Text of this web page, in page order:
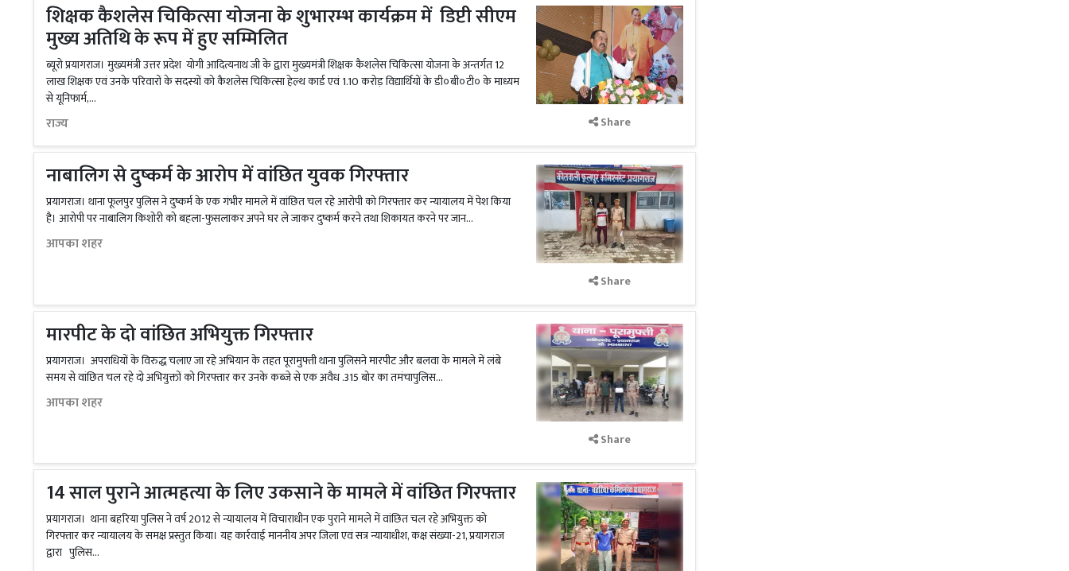
शिक्षक कैशलेस चिकित्सा योजना के शुभारम्भ कार्यक्रम में डिप्टी सीएम
मुख्य अतिथि के रूप में हुए सम्मिलित
ब्यूरो प्रयागराज। मुख्यमंत्री उत्तर प्रदेश योगी आदित्यनाथ जी के द्वारा मुख्यमंत्री शिक्षक कैशलेस चिकित्सा योजना के अन्तर्गत 12
लाख शिक्षक एवं उनके परिवारों के सदस्यों को कैशलेस चिकित्सा हेल्थ कार्ड एवं 1.10 करोड़ विद्यार्थियों के डी०बी०टी० के माध्यम
से यूनिफार्म,...
राज्य Share
नाबालिग से दुष्कर्म के आरोप में वांछित युवक गिरफ्तार
प्रयागराज। थाना फूलपुर पुलिस ने दुष्कर्म के एक गंभीर मामले में वांछित चल रहे आरोपी को गिरफ्तार कर न्यायालय में पेश किया
है। आरोपी पर नाबालिग किशोरी को बहला-फुसलाकर अपने घर ले जाकर दुष्कर्म करने तथा शिकायत करने पर जान...
आपका शहर
Share
मारपीट के दो वांछित अभियुक्त गिरफ्तार
प्रयागराज। अपराधियों के विरुद्ध चलाए जा रहे अभियान के तहत पूरामुफ्ती थाना पुलिसने मारपीट और बलवा के मामले में लंबे
समय से वांछित चल रहे दो अभियुक्तों को गिरफ्तार कर उनके कब्जे से एक अवैध .315 बोर का तमंचापुलिस...
आपका शहर
Share
14 साल पुराने आत्महत्या के लिए उकसाने के मामले में वांछित गिरफ्तार
प्रयागराज। थाना बहरिया पुलिस ने वर्ष 2012 से न्यायालय में विचाराधीन एक पुराने मामले में वांछित चल रहे अभियुक्त को
गिरफ्तार कर न्यायालय के समक्ष प्रस्तुत किया। यह कार्रवाई माननीय अपर जिला एवं सत्र न्यायाधीश, कक्ष संख्या-21, प्रयागराज
द्वारा पुलिस...